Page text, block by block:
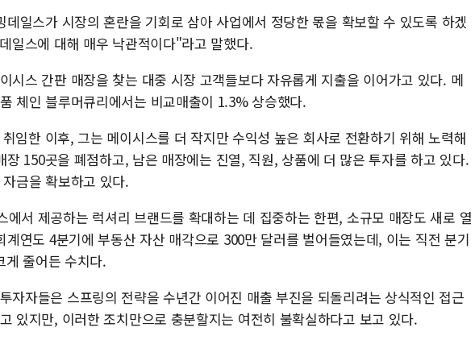
데일스가 시장의 혼란을 기회로 삼아 사업에서 정당한 몫을 확보할 수 있도록 하겠
일스에 대해 매우 낙관적이다"라고 말했다.
시스 간판 매장을 찾는 대중 시장 고객들보다 자유롭게 지출을 이어가고 있다. 메
체인 블루머큐리에서는 비교매출이 1.3% 상승했다.
임한 이후, 그는 메이시스를 더 작지만 수익성 높은 회사로 전환하기 위해 노력해
장 150곳을 폐점하고, 남은 매장에는 진열, 직원, 상품에 더 많은 투자를 하고 있다.
금을 확보하고 있다.
에서 제공하는 럭셔리 브랜드를 확대하는 데 집중하는 한편, 소규모 매장도 새로 열
계연도 4분기에 부동산 자산 매각으로 300만 달러를 벌어들였는데, 이는 직전 분기
게 줄어든 수치다.
자자들은 스프링의 전략을 수년간 이어진 매출 부진을 되돌리려는 상식적인 접근
있지만, 이러한 조치만으로 충분할지는 여전히 불확실하다고 보고 있다.